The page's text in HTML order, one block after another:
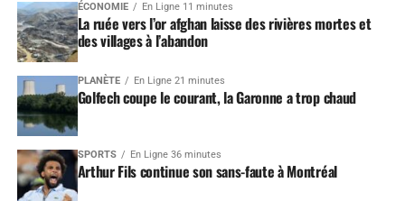
ÉCONOMIE En Ligne 11 minutes
La ruée vers l’or afghan laisse des rivières mortes et
des villages à l’abandon
PLANÈTE En Ligne 21 minutes
Golfech coupe le courant, la Garonne a trop chaud
SPORTS En Ligne 36 minutes
Arthur Fils continue son sans-faute à Montréal